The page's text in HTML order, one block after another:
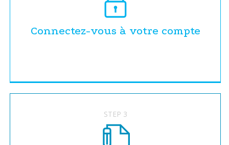
Connectez-vous à votre compte
STEP 3